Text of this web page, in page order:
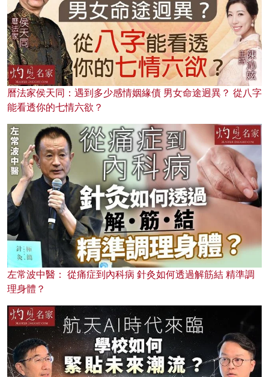
曆法家侯天同：遇到多少感情姻緣債 男女命途迥異？ 從八字
能看透你的七情六欲？
左常波中醫： 從痛症到內科病 針灸如何透過解筋結 精準調
理身體？